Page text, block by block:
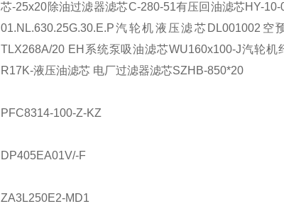
芯-25x20除油过滤器滤芯C-280-51有压回油滤芯HY-
01.NL.630.25G.30.E.P汽轮机液压滤芯 DL001002 空
TLX268A/20 EH 系统泵吸油滤芯WU160x100-J汽轮机
R17K-液压油滤芯 电厂过滤器滤芯SZHB-850*20
PFC8314-100-Z-KZ
DP405EA01V/-F
ZA3L250E2-MD1